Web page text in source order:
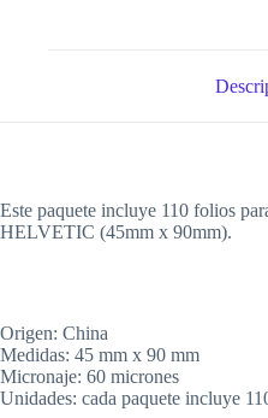
Este paquete incluye 110 folios
HELVETIC (45mm x 90mm).
Origen: China
Medidas: 45 mm x 90 mm
Micronaje: 60 micrones
Unidades: cada paquete incluye